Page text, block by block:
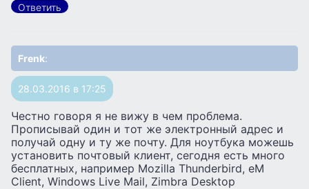
Ответить
Frenk:
28.03.2016 в 17:25
Честно говоря я не вижу в чем проблема.
Прописывай один и тот же электронный адрес и
получай одну и ту же почту. Для ноутбука можешь
установить почтовый клиент, сегодня есть много
бесплатных, например Mozilla Thunderbird, eM
Client, Windows Live Mail, Zimbra Desktop